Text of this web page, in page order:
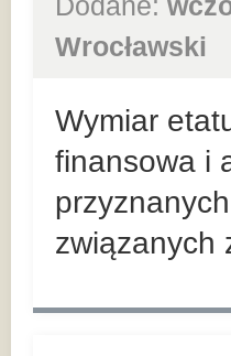
Wrocławski
Wymiar
finansowa i
związanych